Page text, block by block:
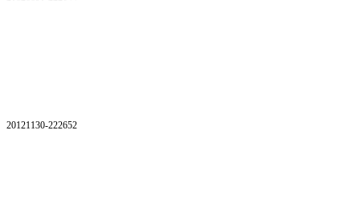
20121130-222652